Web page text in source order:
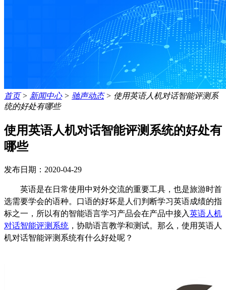
首页> 新闻中心> 驰声动态> 使用英语人机对话智能评测系
统的好处有哪些
使用英语人机对话智能评测系统的好处有
哪些
发布日期：2020-04-29
英语是在日常使用中对外交流的重要工具 ， 也是旅游时首
选需要学会的语种。 口语的好坏是人们判断学习英语成绩的指
标之一 ， 所以有的智能语言学习产品会在产品中接入英语人机
对话智能评测系统 ， 协助语言教学和测试。那么，使用英语人
机对话智能评测系统有什么好处呢？